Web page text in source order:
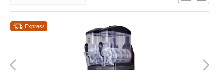
Express